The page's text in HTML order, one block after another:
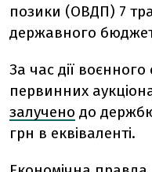
позики (ОВДП) 7
державного
За час дії
первинних
залучено до
грн в еквіваленті.